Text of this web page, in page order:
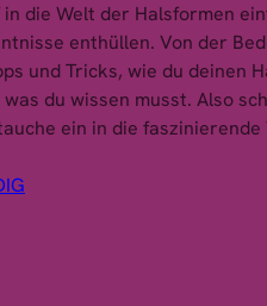
die Welt der Halsformen
enthüllen. Von der
und Tricks, wie du deinen
du wissen musst. Also
ein in die faszinierende